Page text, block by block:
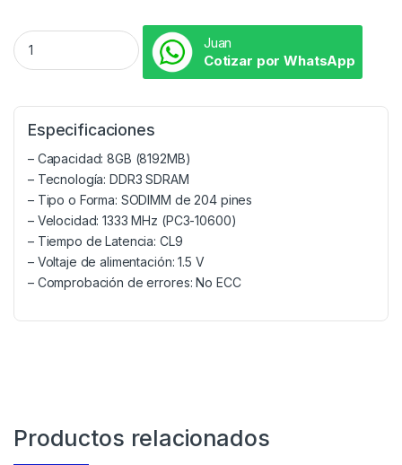
Juan
Cotizar por WhatsApp
Especificaciones
– Capacidad: 8GB (8192MB)
– Tecnología: DDR3 SDRAM
– Tipo o Forma: SODIMM de 204 pines
– Velocidad: 1333 MHz (PC3-10600)
– Tiempo de Latencia: CL9
– Voltaje de alimentación: 1.5 V
– Comprobación de errores: No ECC
Productos relacionados